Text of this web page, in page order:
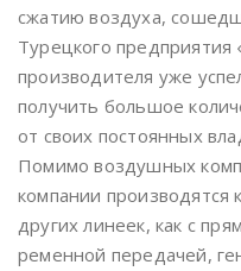
сжатию воздуха,
Турецкого предприятия
производителя уже
получить большое
от своих постоянных
Помимо воздушных
компании производятся
других линеек, как с
ременной передачей,